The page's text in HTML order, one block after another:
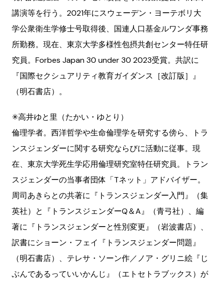
講演等を行う。2021年にスウェーデン・ヨーテボリ大
学公衆衛生学修士号取得後、国連人口基金ルワンダ事務
所勤務。現在、東京大学多様性包摂共創センター特任研
究員。Forbes Japan 30 under 30 2023受賞。共訳に
『国際セクシュアリティ教育ガイダンス［改訂版］』
（明石書店）。
✳︎高井ゆと里（たかい・ゆとり）
倫理学者。西洋哲学や生命倫理学を研究する傍ら、トラ
ンスジェンダーに関する研究ならびに活動に従事。現
在、東京大学死生学応用倫理研究室特任研究員。トラン
スジェンダーの当事者団体「Tネット」アドバイザー。
周司あきらとの共著に『トランスジェンダー入門』（集
英社）と『トランスジェンダーQ＆A』（青弓社）、編
著に『トランスジェンダーと性別変更』（岩波書店）、
訳書にショーン・フェイ『トランスジェンダー問題』
（明石書店）、テレサ・ソーン作／ノア・グリニ絵『じ
ぶんであるっていいかんじ』（エトセトラブックス）が